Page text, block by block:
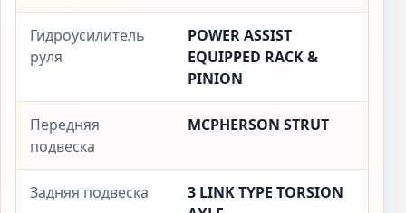
Гидроусилитель
руля
POWER ASSIST
EQUIPPED RACK &
PINION
Передняя
подвеска
MCPHERSON STRUT
Задняя подвеска
3 LINK TYPE TORSION